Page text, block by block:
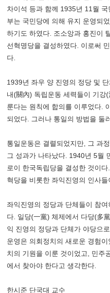
차이석 등과 함께 1935년 11월
부는 국민당에 의해 유지 운영되
하기도 하였다. 조소앙과 홍진이
선혁명당을 결성하였다. 이로써
다.
1939년 좌우 양 진영의 정당 및
내(關內) 독립운동 세력들이 기강
룬다는 원칙에 합의를 이루었다.
되었다. 그러나 통일의 방법을 둘
통일운동은 결렬되었지만, 그 과
그 성과가 나타났다. 1940년 5월
로이 한국독립당을 결성한 것이
혁당을 비롯한 좌익진영의 인사
좌익진영의 정당과 단체들이 참
다. 일당(一黨) 체제에서 다당(多
익 진영의 정당과 단체가 야당으
운영은 의회정치의 새로운 경험
치의 기원을 이룬 것이었고, 민주
에서 찾아야 한다고 생각한다.
한시준 단국대 교수